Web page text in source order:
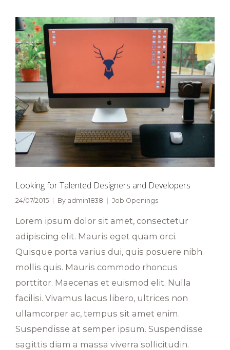
Looking for Talented Designers and Developers
24/07/2015 By admin1838 Job Openings
Lorem ipsum dolor sit amet, consectetur
adipiscing elit. Mauris eget quam orci.
Quisque porta varius dui, quis posuere nibh
mollis quis. Mauris commodo rhoncus
porttitor. Maecenas et euismod elit. Nulla
facilisi. Vivamus lacus libero, ultrices non
ullamcorper ac, tempus sit amet enim.
Suspendisse at semper ipsum. Suspendisse
sagittis diam a massa viverra sollicitudin.